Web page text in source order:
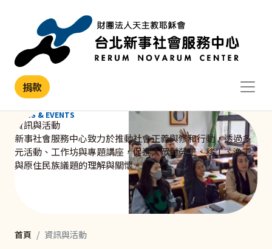
捐款
NEWS & EVENTS
資訊與活動
新事社會服務中心致力於推動社會正義與修和行動，透過多
元活動、工作坊與專題講座，促進大眾對勞工、移工、漁工
與原住民族議題的理解與關懷。
首頁 資訊與活動